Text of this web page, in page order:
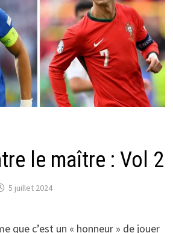
le maître : Vol 2
5 juillet 2024
que c’est un « honneur » de jouer